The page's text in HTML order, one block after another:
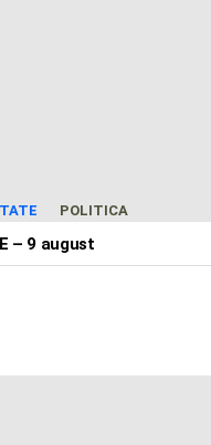
POLITICA
– 9 august